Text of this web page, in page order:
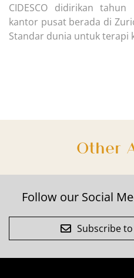
CIDESCO didirikan
kantor pusat berada di
Standar dunia untuk terapi
Other
Follow our Social
Subscribe